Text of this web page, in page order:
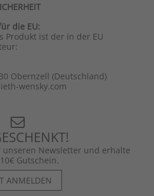
die EU:
Produkt ist der in der EU
Obernzell (Deutschland)
wensky.com
Newsletter und erhalte
Gutschein.
ANMELDEN